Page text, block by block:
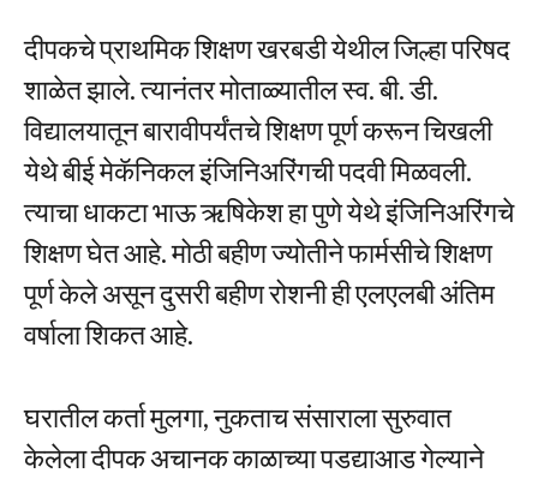
दीपकचे प्राथमिक शिक्षण खरबडी येथील जिल्हा परिषद
शाळेत झाले. त्यानंतर मोताळ्यातील स्व. बी. डी.
विद्यालयातून बारावीपर्यंतचे शिक्षण पूर्ण करून चिखली
येथे बीई मेकॅनिकल इंजिनिअरिंगची पदवी मिळवली.
त्याचा धाकटा भाऊ ऋषिकेश हा पुणे येथे इंजिनिअरिंगचे
शिक्षण घेत आहे. मोठी बहीण ज्योतीने फार्मसीचे शिक्षण
पूर्ण केले असून दुसरी बहीण रोशनी ही एलएलबी अंतिम
वर्षाला शिकत आहे.
घरातील कर्ता मुलगा, नुकताच संसाराला सुरुवात
केलेला दीपक अचानक काळाच्या पडद्याआड गेल्याने